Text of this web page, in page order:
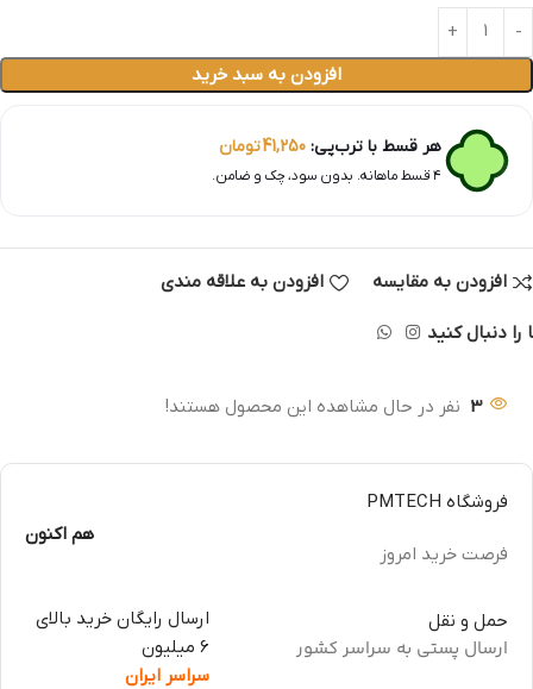
افزودن به سبد خرید
هر قسط با ترب‌پی: 41,250تومان
۴ قسط ماهانه. بدون سود، چک و ضامن.
افزودن به مقایسه افزودن به علاقه مندی
را دنبال کنید
3 نفر در حال مشاهده این محصول هستند!
فروشگاه PMTECH
فرصت خرید امروز
هم اکنون
حمل و نقل
ارسال پستی به سراسر کشور
ارسال رایگان خرید بالای
6 میلیون
سراسر ایران